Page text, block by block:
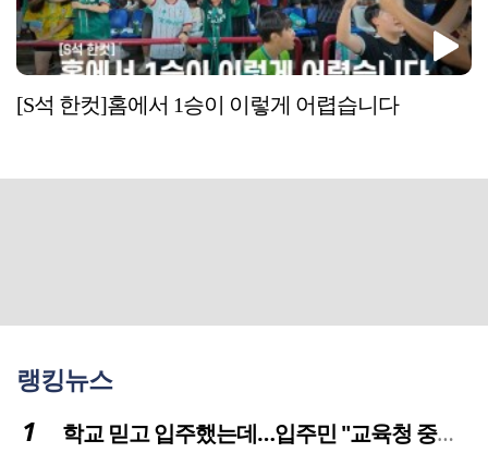
[S석 한컷]홈에서 1승이 이렇게 어렵습니다
랭킹뉴스
학교 믿고 입주했는데…입주민 "교육청 중재 나서라"